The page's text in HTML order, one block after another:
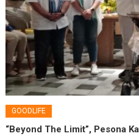
GOODLIFE
“Beyond The Limit”, Pesona